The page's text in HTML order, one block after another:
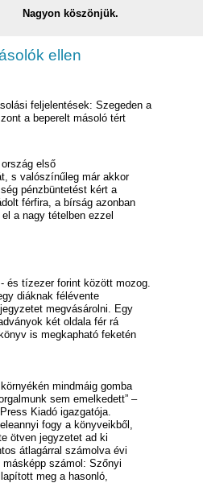
Nagyon köszönjük.
ellen
feljelentések: Szegeden a
a beperelt másoló tért
első
s valószínűleg már akkor
pénzbüntetést kért a
férfira, a bírság azonban
a nagy tételben ezzel
és tízezer forint között mozog.
diáknak félévente
megvásárolni. Egy
két oldala fér rá
is megkapható feketén
mindmáig gomba
sem emelkedett” –
Kiadó igazgatója.
fogy a könyveikből,
ötven jegyzetet ad ki
átlagárral számolva évi
számol: Szőnyi
meg a hasonló,